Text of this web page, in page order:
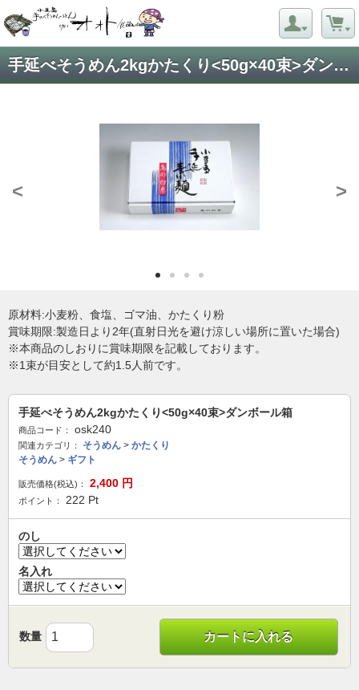
手延べそうめん2kgかたくり<50g×40束>ダンボール箱
< >
原材料:小麦粉、食塩、ゴマ油、かたくり粉
賞味期限:製造日より2年(直射日光を避け涼しい場所に置いた場合)
※本商品のしおりに賞味期限を記載しております。
※1束が目安として約1.5人前です。
手延べそうめん2kgかたくり<50g×40束>ダンボール箱
商品コード： osk240
関連カテゴリ： そうめん > かたくり
そうめん > ギフト
販売価格(税込)： 2,400 円
ポイント： 222 Pt
のし
名入れ
数量 カートに入れる